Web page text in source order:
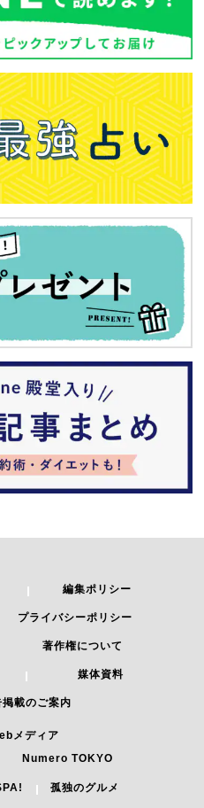
編集ポリシー
プライバシーポリシー
著作権について
媒体資料
載のご案内
メディア
Numero TOKYO
孤独のグルメ